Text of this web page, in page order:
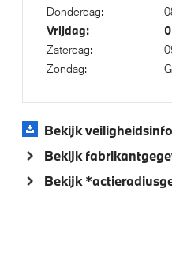
Comfort Access
Parking assistant plus
Aandrijving en
Automatische
Variable Sport Steering
Kilometertacho
Donderdag:
Vrijdag:
Zaterdag:
Zondag:
Bekijk
Bekijk
Bekijk